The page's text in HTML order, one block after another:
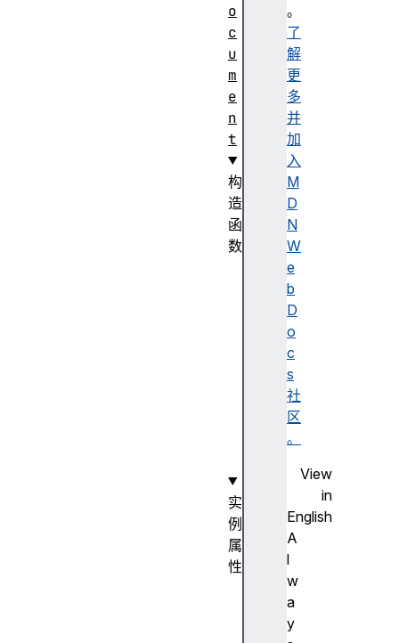
。
了
解
更
多
并
加
入
M
D
N
W
e
b
D
o
c
s
社
区
。
View
in
English
A
l
w
a
y
o
c
u
m
e
n
t
构
造
函
数
实
例
属
性